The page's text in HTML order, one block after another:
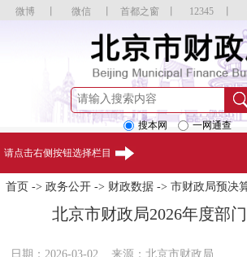
微博 微信 12345
首都之窗
搜本网 一网通查
请点击右侧按钮选择栏目
首页 -> 政务公开-> 财政数据-> 市财政局预决
北京市财政局2026年度部
日期：2026-03-02 来源：北京市财政局